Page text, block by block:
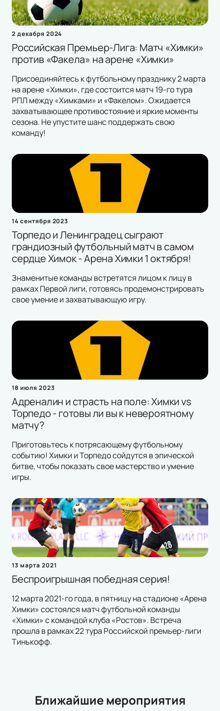
2 декабря 2024
Российская Премьер-Лига: Матч «Химки»
против «Факела» на арене «Химки»
Присоединяйтесь к футбольному празднику 2 марта
на арене «Химки», где состоится матч 19-го тура
РПЛ между «Химками» и «Факелом». Ожидается
захватывающее противостояние и яркие моменты
сезона. Не упустите шанс поддержать свою
команду!
14 сентября 2023
Торпедо и Ленинградец сыграют
грандиозный футбольный матч в самом
сердце Химок - Арена Химки 1 октября!
Знаменитые команды встретятся лицом к лицу в
рамках Первой лиги, готовясь продемонстрировать
свое умение и захватывающую игру.
18 июля 2023
Адреналин и страсть на поле: Химки vs
Торпедо - готовы ли вы к невероятному
матчу?
Приготовьтесь к потрясающему футбольному
событию! Химки и Торпедо сойдутся в эпической
битве, чтобы показать свое мастерство и умение
игры.
13 марта 2021
Беспроигрышная победная серия!
12 марта 2021-го года, в пятницу на стадионе «Арена
Химки» состоялся матч футбольной команды
«Химки» с командой клуба «Ростов». Встреча
прошла в рамках 22 тура Российской премьер-лиги
Тинькофф.
Ближайшие мероприятия